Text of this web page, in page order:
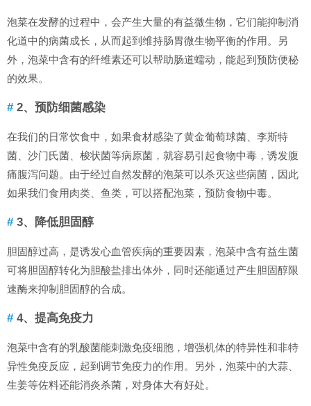
泡菜在发酵的过程中，会产生大量的有益微生物，它们能抑制消
化道中的病菌成长，从而起到维持肠胃微生物平衡的作用。另
外，泡菜中含有的纤维素还可以帮助肠道蠕动，能起到预防便秘
的效果。
2、预防细菌感染
在我们的日常饮食中，如果食材感染了黄金葡萄球菌、李斯特
菌、沙门氏菌、梭状菌等病原菌，就容易引起食物中毒，诱发腹
痛腹泻问题。由于经过自然发酵的泡菜可以杀灭这些病菌，因此
如果我们食用肉类、鱼类，可以搭配泡菜，预防食物中毒。
3、降低胆固醇
胆固醇过高，是诱发心血管疾病的重要因素，泡菜中含有益生菌
可将胆固醇转化为胆酸盐排出体外，同时还能通过产生胆固醇限
速酶来抑制胆固醇的合成。
4、提高免疫力
泡菜中含有的乳酸菌能刺激免疫细胞，增强机体的特异性和非特
异性免疫反应，起到调节免疫力的作用。另外，泡菜中的大蒜、
生姜等佐料还能消炎杀菌，对身体大有好处。